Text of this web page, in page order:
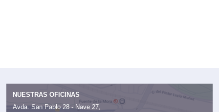
NUESTRAS OFICINAS
Avda. San Pablo 28 - Nave 27,